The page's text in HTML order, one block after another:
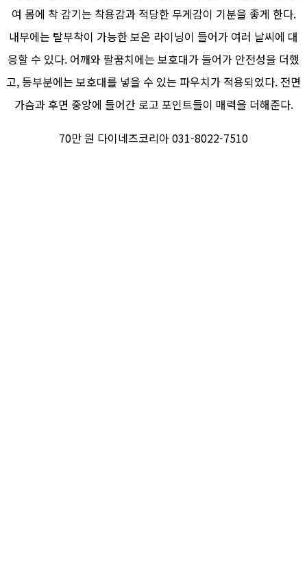
여 몸에 착 감기는 착용감과 적당한 무게감이 기분을 좋게 한다.
내부에는 탈부착이 가능한 보온 라이닝이 들어가 여러 날씨에 대
응할 수 있다. 어깨와 팔꿈치에는 보호대가 들어가 안전성을 더했
고, 등부분에는 보호대를 넣을 수 있는 파우치가 적용되었다. 전면
가슴과 후면 중앙에 들어간 로고 포인트들이 매력을 더해준다.
70만 원 다이네즈코리아 031-8022-7510